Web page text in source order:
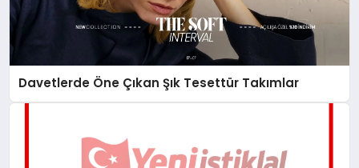
Davetlerde Öne Çıkan Şık Tesettür Takımlar